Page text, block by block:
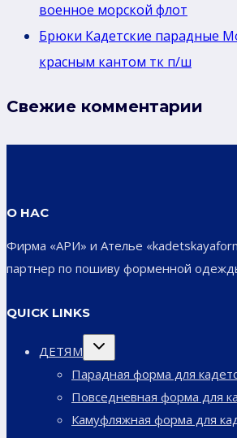
военное морской флот
Брюки Кадетские парадные
красным кантом тк п/ш
Свежие комментарии
О НАС
Фирма «АРИ» и Ателье
партнер по пошиву форменной
QUICK LINKS
ДЕТЯМ
Переключить
дочернее
Парадная форма для
Повседневная форма для
Камуфляжная форма для